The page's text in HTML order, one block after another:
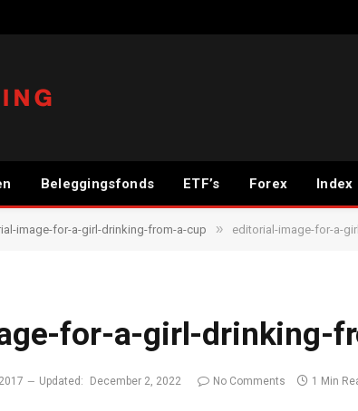
Beleggingsfonds ETF’s Forex Index
image-for-a-girl-drinking-from-a-cup » editorial-image-for-a-
for-a-girl-drinking-
Updated: December 2, 2022 No Comments 1 Min